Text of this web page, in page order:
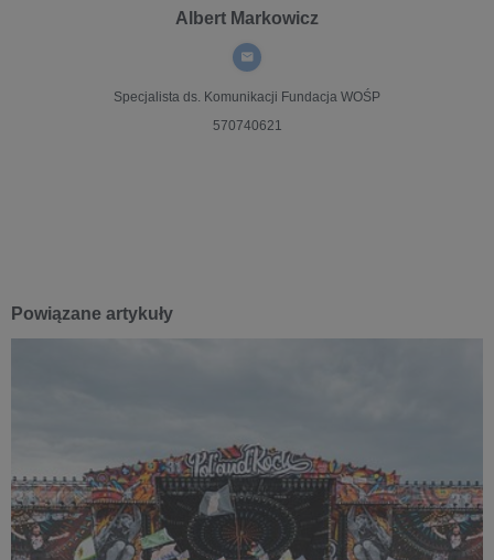
Albert Markowicz
Specjalista ds. Komunikacji Fundacja WOŚP
570740621
Powiązane artykuły